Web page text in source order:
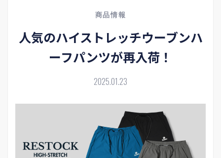
商品情報
人気のハイストレッチウーブンハ
ーフパンツが再入荷！
2025.01.23